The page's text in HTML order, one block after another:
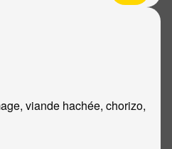
viande hachée, chorizo,